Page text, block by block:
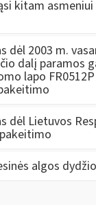
kitam
dėl 2003 m.
dalį paramos
lapo
dėl Lietuvos
algos